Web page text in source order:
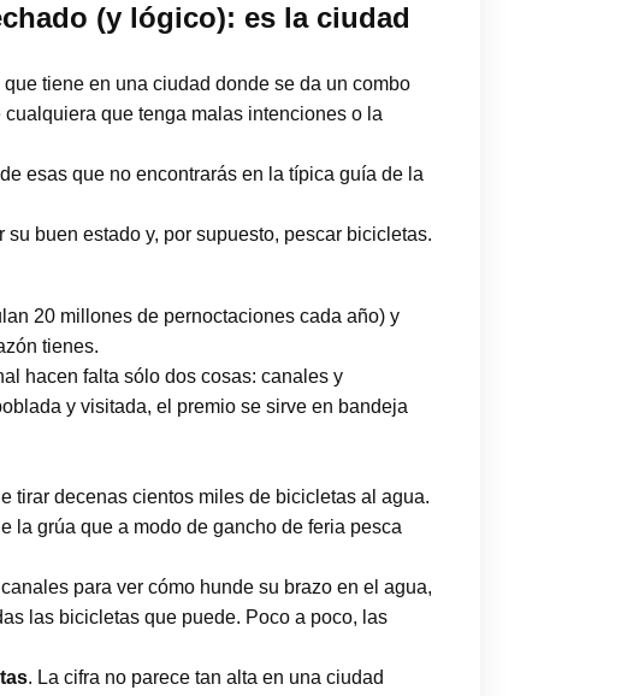
(y lógico): es la ciudad
tiene en una ciudad donde se da un combo
que tenga malas intenciones o la
esas que no encontrarás en la típica guía de la
buen estado y, por supuesto, pescar bicicletas.
20 millones de pernoctaciones cada año) y
tienes.
hacen falta sólo dos cosas: canales y
y visitada, el premio se sirve en bandeja
tirar decenas cientos miles de bicicletas al agua.
la grúa que a modo de gancho de feria pesca
para ver cómo hunde su brazo en el agua,
las bicicletas que puede. Poco a poco, las
. La cifra no parece tan alta en una ciudad